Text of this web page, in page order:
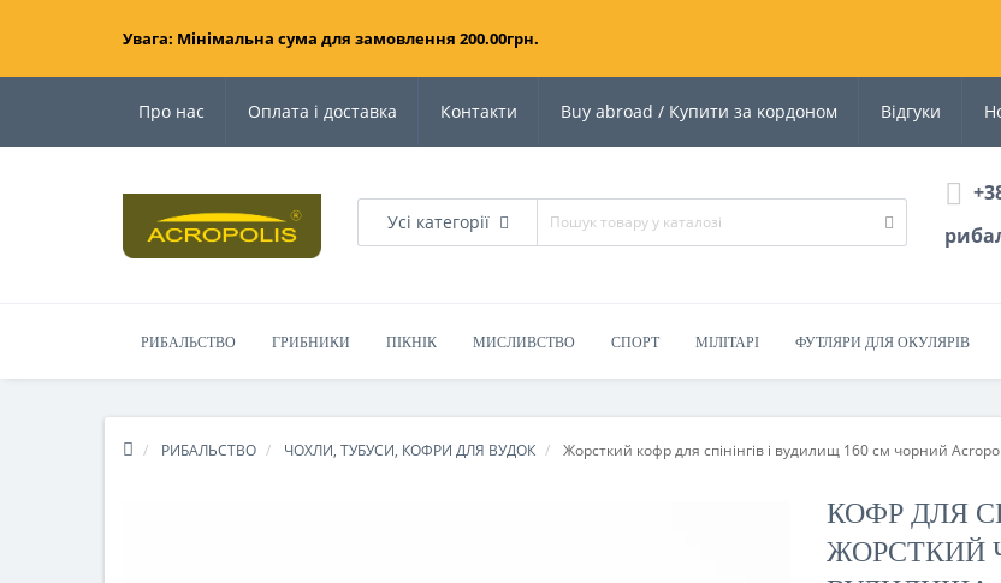
Увага: Мінімальна сума для замовлення 200.00грн.
Про нас Оплата і доставка Контакти Buy abroad / Купити за кордоном Відгуки
Усі категорії
РИБАЛЬСТВО ГРИБНИКИ ПІКНІК МИСЛИВСТВО СПОРТ МІЛІТАРІ ФУТЛЯРИ ДЛЯ ОКУЛЯРІВ
РИБАЛЬСТВО ЧОХЛИ, ТУБУСИ, КОФРИ ДЛЯ ВУДОК Жорсткий кофр для спінінгів і вудилищ 160 см чорний
КОФР ДЛЯ
ЖОРСТКИЙ